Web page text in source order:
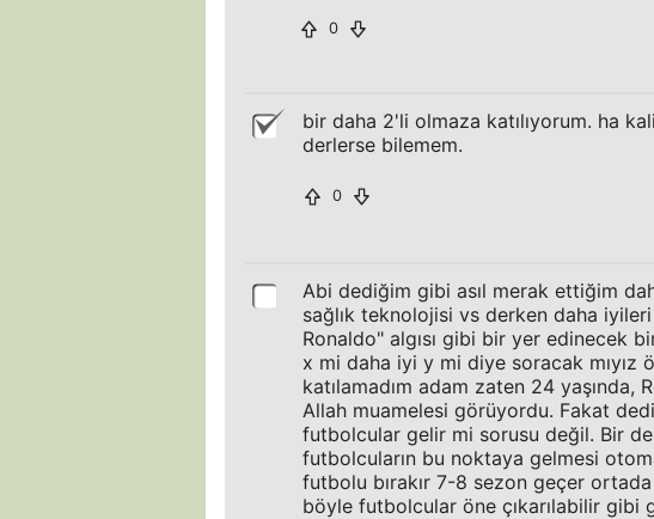
0
bir daha 2'li olmaza katılıyorum. ha
derlerse bilemem.
0
Abi dediğim gibi asıl merak ettiğim
sağlık teknolojisi vs derken daha
Ronaldo" algısı gibi bir yer edinecek
x mi daha iyi y mi diye soracak mıyız
katılamadım adam zaten 24
Allah muamelesi görüyordu. Fakat
futbolcular gelir mi sorusu değil. Bir
futbolcuların bu noktaya gelmesi
futbolu bırakır 7-8 sezon geçer
böyle futbolcular öne çıkarılabilir gibi